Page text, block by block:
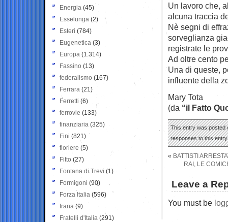
Un lavoro che,
alcuna traccia
Nè segni di
sorveglianza
registrate le
Ad oltre cento
Una di queste,
influente della
Mary Tota
(da “il Fatto
This entry was posted
responses to this
« BATTISTI
RAI, LE
Leave a
You must be
Energia (45)
Esselunga (2)
Esteri (784)
Eugenetica (3)
Europa (1.314)
Fassino (13)
federalismo (167)
Ferrara (21)
Ferretti (6)
ferrovie (133)
finanziaria (325)
Fini (821)
fioriere (5)
Fitto (27)
Fontana di Trevi (1)
Formigoni (90)
Forza Italia (596)
frana (9)
Fratelli d'Italia (291)